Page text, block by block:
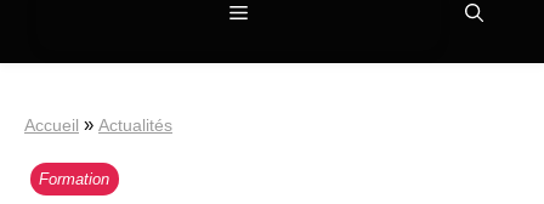
Menu
Accueil » Actualités
Formation